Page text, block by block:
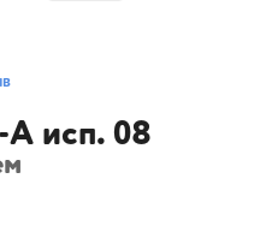
исп. 08